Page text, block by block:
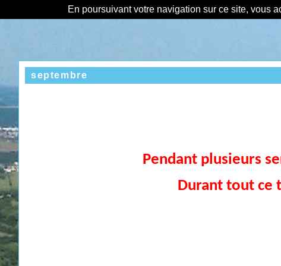
En poursuivant votre navigation sur ce site, vous
septembre
Pendant plusieurs
Durant tout ce